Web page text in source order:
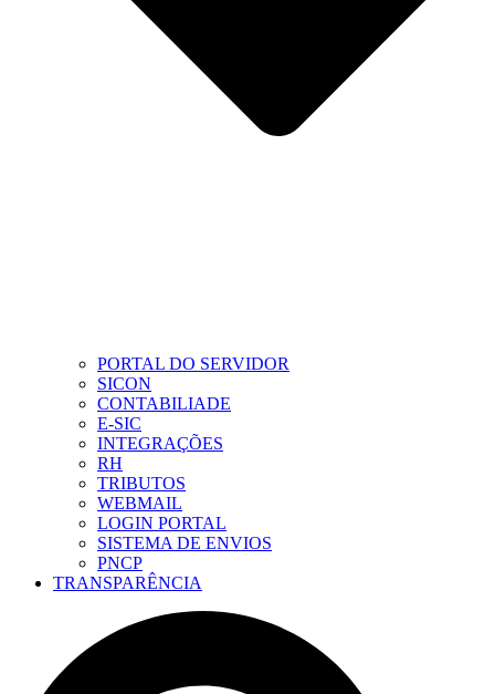
PORTAL DO SERVIDOR
SICON
CONTABILIADE
E-SIC
INTEGRAÇÕES
RH
TRIBUTOS
WEBMAIL
LOGIN PORTAL
SISTEMA DE ENVIOS
PNCP
TRANSPARÊNCIA